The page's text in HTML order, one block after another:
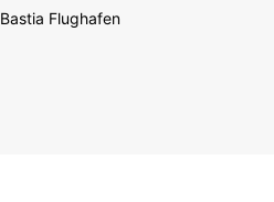
Bastia Flughafen